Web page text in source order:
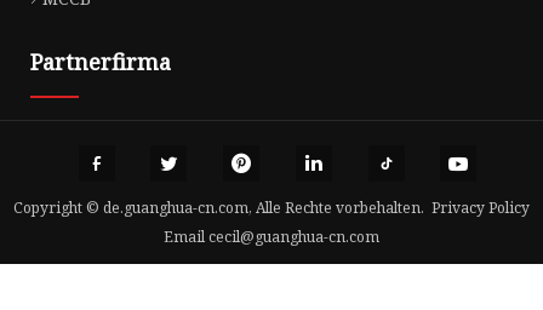
Partnerfirma
Copyright © de.guanghua-cn.com, Alle Rechte vorbehalten. Privacy Policy
Emailcecil@guanghua-cn.com